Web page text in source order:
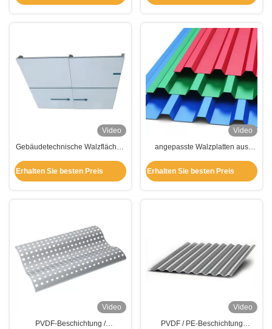
Video
Gebäudetechnische Walzflächen
Aluminium zur Dekoration von
Hängedecken
Erhalten Sie besten Preis
Video
angepasste Walzplatten aus
Wandverkleidung / Dekoration
Erhalten Sie besten Preis
Video
PVDF-Beschichtung /
Video
PVDF / PE-Beschichtung